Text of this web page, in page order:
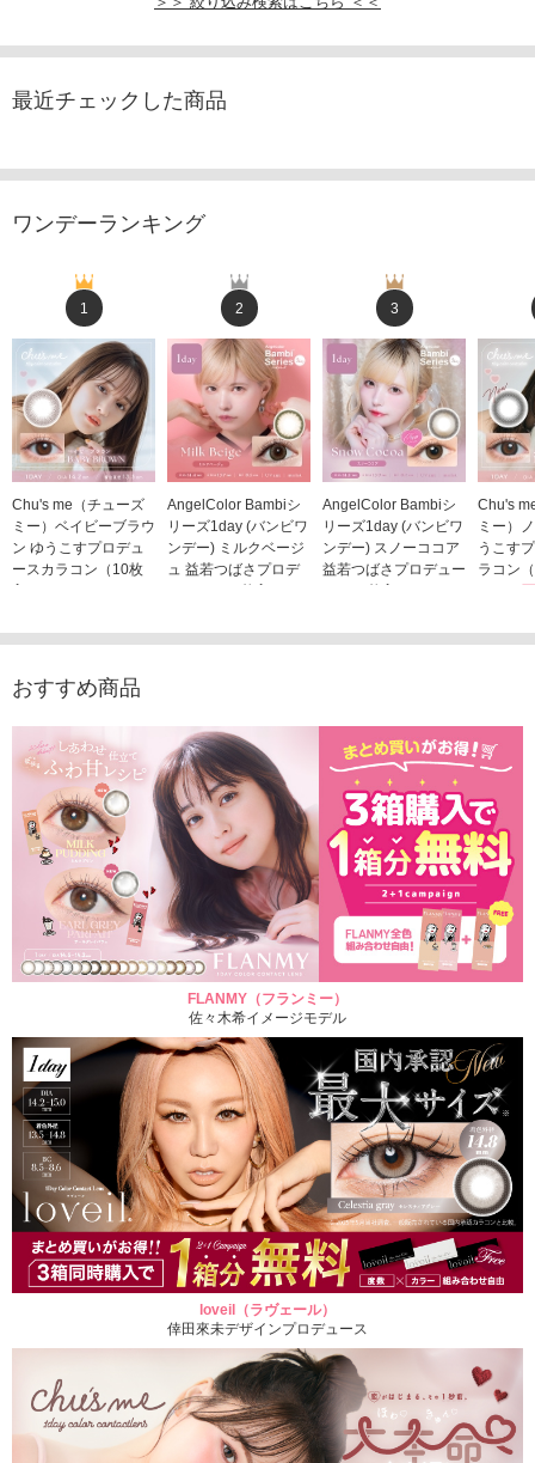
最近チェックした商品
ワンデーランキング
1
Chu's me（チューズ
ミー）ベイビーブラウ
ン ゆうこすプロデュ
ースカラコン（10枚
入り）
2
AngelColor Bambiシ
リーズ1day (バンビワ
ンデー) ミルクベージ
ュ 益若つばさプロデ
ュース（10枚入り）
3
AngelColor Bambiシ
リーズ1day (バンビワ
ンデー) スノーココア
益若つばさプロデュー
ス（10枚入り）
Chu's
ミー）
うこす
ラコン
おすすめ商品
FLANMY（フランミー）
佐々木希イメージモデル
loveil（ラヴェール）
倖田來未デザインプロデュース